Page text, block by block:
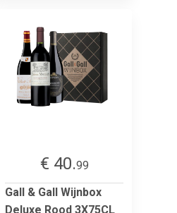
€ 40.99
Gall & Gall Wijnbox
Deluxe Rood 3X75CL